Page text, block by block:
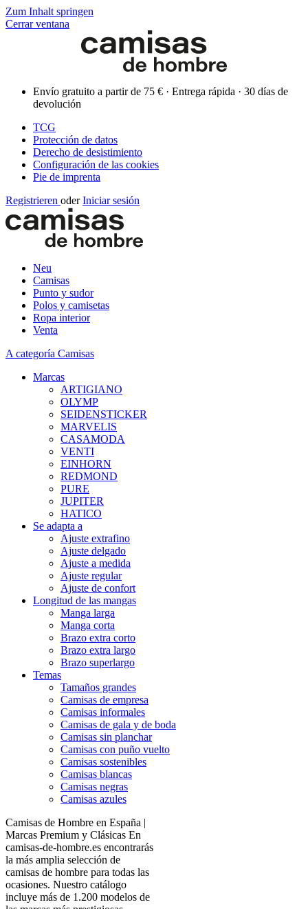
Zum Inhalt springen
Cerrar ventana
Envío gratuito a partir de 75 € · Entrega rápida · 30 días de
devolución
TCG
Protección de datos
Derecho de desistimiento
Configuración de las cookies
Pie de imprenta
Registrieren oder Iniciar sesión
Neu
Camisas
Punto y sudor
Polos y camisetas
Ropa interior
Venta
A categoría Camisas
Marcas
ARTIGIANO
OLYMP
SEIDENSTICKER
MARVELIS
CASAMODA
VENTI
EINHORN
REDMOND
PURE
JUPITER
HATICO
Se adapta a
Ajuste extrafino
Ajuste delgado
Ajuste a medida
Ajuste regular
Ajuste de confort
Longitud de las mangas
Manga larga
Manga corta
Brazo extra corto
Brazo extra largo
Brazo superlargo
Temas
Tamaños grandes
Camisas de empresa
Camisas informales
Camisas de gala y de boda
Camisas sin planchar
Camisas con puño vuelto
Camisas sostenibles
Camisas blancas
Camisas negras
Camisas azules
Camisas de Hombre en España |
Marcas Premium y Clásicas En
camisas-de-hombre.es encontrarás
la más amplia selección de
camisas de hombre para todas las
ocasiones. Nuestro catálogo
incluye más de 1.200 modelos de